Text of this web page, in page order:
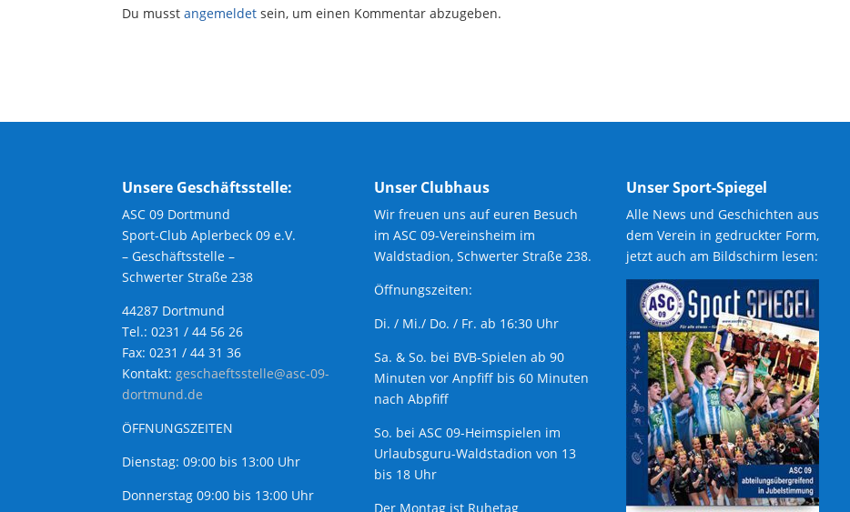
Du musstangemeldet sein, um einen Kommentar abzugeben.
Unsere Geschäftsstelle:
ASC 09 Dortmund
Sport-Club Aplerbeck 09 e.V.
– Geschäftsstelle –
Schwerter Straße 238
44287 Dortmund
Tel.: 0231 / 44 56 26
Fax: 0231 / 44 31 36
Kontakt:geschaeftsstelle@asc-09-
dortmund.de
ÖFFNUNGSZEITEN
Dienstag: 09:00 bis 13:00 Uhr
Donnerstag 09:00 bis 13:00 Uhr
Unser Clubhaus
Wir freuen uns auf euren Besuch
im ASC 09-Vereinsheim im
Waldstadion, Schwerter Straße 238.
Öffnungszeiten:
Di. / Mi./ Do. / Fr. ab 16:30 Uhr
Sa. & So. bei BVB-Spielen ab 90
Minuten vor Anpfiff bis 60 Minuten
nach Abpfiff
So. bei ASC 09-Heimspielen im
Urlaubsguru-Waldstadion von 13
bis 18 Uhr
Der Montag ist Ruhetag
Unser Sport-Spiegel
Alle News und Geschichten aus
dem Verein in gedruckter Form,
jetzt auch am Bildschirm lesen: